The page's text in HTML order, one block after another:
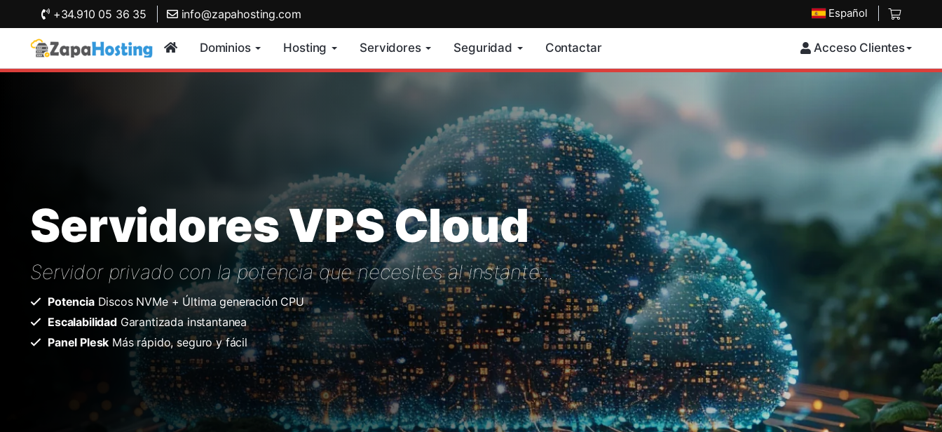
+34.910 05 36 35 info@zapahosting.com Español
Dominios Hosting Servidores Seguridad Contactar Acceso Clientes
Servidores VPS Cloud
Servidor privado con la potencia que necesites al instante...
PotenciaDiscos NVMe + Última generación CPU
EscalabilidadGarantizada instantanea
Panel Plesk Más rápido, seguro y fácil